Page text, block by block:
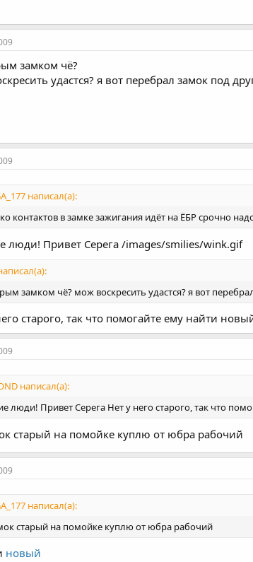
замком чё?
удастся? я вот перебрал замок под
написал(а):
контактов в замке зажигания идёт на ЁБР срочно
люди! Привет Серега /images/smilies/wink.gif
замком чё? мож воскресить удастся? я вот
старого, так что помогайте ему найти
написал(а):
люди! Привет Серега Нет у него старого, так что
старый на помойке куплю от юбра рабочий
написал(а):
старый на помойке куплю от юбра рабочий
новый